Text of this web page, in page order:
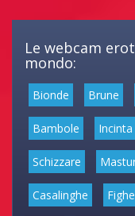
Le webcam
mondo:
Bionde Brune
Bambole Incinta
Schizzare
Casalinghe